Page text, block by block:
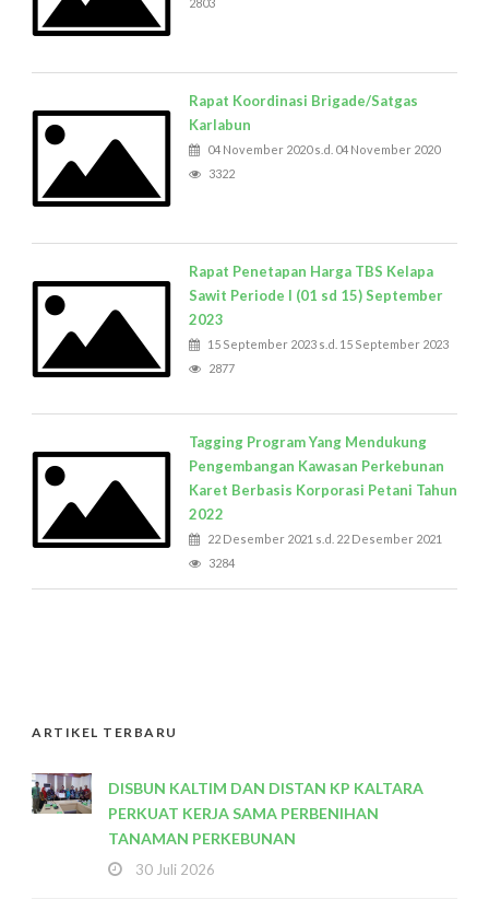
2803
Rapat Koordinasi Brigade/Satgas
Karlabun
04 November 2020 s.d. 04 November 2020
3322
Rapat Penetapan Harga TBS Kelapa
Sawit Periode I (01 sd 15) September
2023
15 September 2023 s.d. 15 September 2023
2877
Tagging Program Yang Mendukung
Pengembangan Kawasan Perkebunan
Karet Berbasis Korporasi Petani Tahun
2022
22 Desember 2021 s.d. 22 Desember 2021
3284
ARTIKEL TERBARU
DISBUN KALTIM DAN DISTAN KP KALTARA
PERKUAT KERJA SAMA PERBENIHAN
TANAMAN PERKEBUNAN
30 Juli 2026